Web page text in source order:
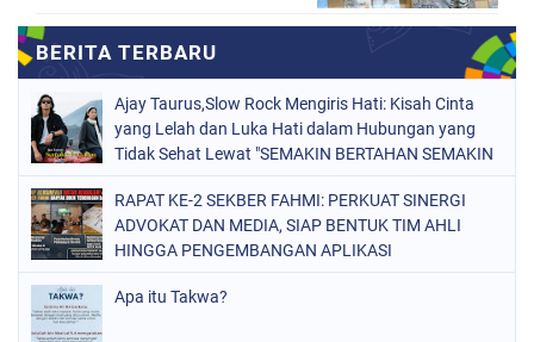
Ajay Taurus,Slow Rock Mengiris Hati: Kisah Cinta
yang Lelah dan Luka Hati dalam Hubungan yang
Tidak Sehat Lewat "SEMAKIN BERTAHAN SEMAKIN
RAPAT KE-2 SEKBER FAHMI: PERKUAT SINERGI
ADVOKAT DAN MEDIA, SIAP BENTUK TIM AHLI
HINGGA PENGEMBANGAN APLIKASI
Apa itu Takwa?